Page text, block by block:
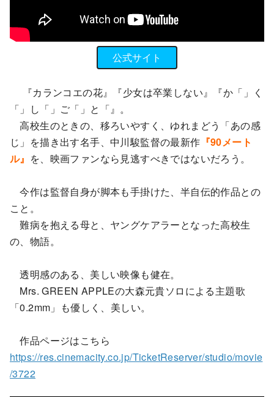
公式サイト
『カランコエの花』『少女は卒業しない』『か「」く
「」し「」ご「」と「』。
高校生のときの、移ろいやすく、ゆれまどう「あの感
じ」を描き出す名手、中川駿監督の最新作 『90メート
ル』 を、映画ファンなら見逃すべきではないだろう。
今作は監督自身が脚本も手掛けた、半自伝的作品との
こと。
難病を抱える母と、ヤングケアラーとなった高校生
の、物語。
透明感のある、美しい映像も健在。
Mrs. GREEN APPLEの大森元貴ソロによる主題歌
「0.2mm」も優しく、美しい。
作品ページはこちら
https://res.cinemacity.co.jp/TicketReserver/studio/movie
/3722